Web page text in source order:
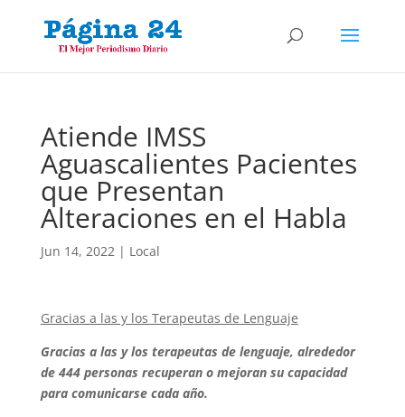
Atiende IMSS
Aguascalientes Pacientes
que Presentan
Alteraciones en el Habla
Jun 14, 2022| Local
Gracias a las y los Terapeutas de Lenguaje
Gracias a las y los terapeutas de lenguaje, alrededor
de 444 personas recuperan o mejoran su capacidad
para comunicarse cada año.